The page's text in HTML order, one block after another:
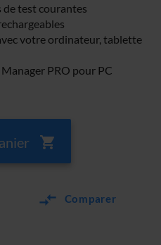
de test courantes
votre ordinateur, tablette
PRO pour PC
Comparer